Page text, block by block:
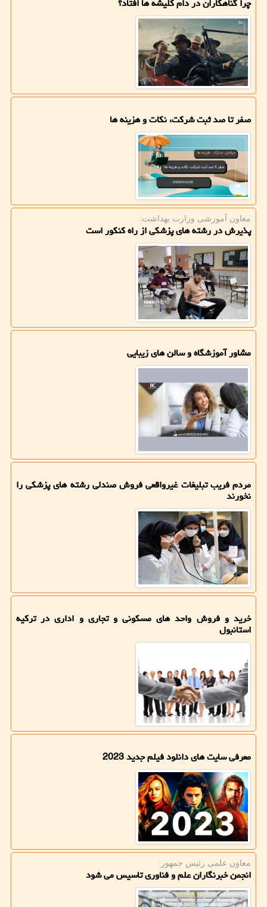
صفر تا صد ثبت شرکت، نکات و هزینه ها
معاون آموزشی وزارت بهداشت:
پذیرش در رشته های پزشکی از راه کنکور است
مشاور آموزشگاه و سالن های زیبایی
مردم فریب تبلیغات غیرواقعی فروش صندلی رشته های پزشکی را
نخورند
خرید و فروش واحد های مسکونی و تجاری و اداری در ترکیه
استانبول
معرفی سایت های دانلود فیلم جدید 2023
معاون علمی رئیس جمهور:
انجمن خبرنگاران علم و فناوری تاسیس می شود